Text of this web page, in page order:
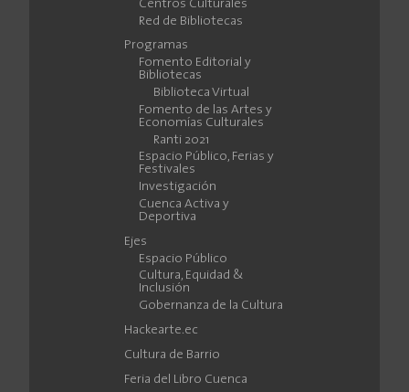
Centros Culturales
Red de Bibliotecas
Programas
Fomento Editorial y
Bibliotecas
Biblioteca Virtual
Fomento de las Artes y
Economías Culturales
Ranti 2021
Espacio Público, Ferias y
Festivales
Investigación
Cuenca Activa y
Deportiva
Ejes
Espacio Público
Cultura, Equidad &
Inclusión
Gobernanza de la Cultura
Hackearte.ec
Cultura de Barrio
Feria del Libro Cuenca